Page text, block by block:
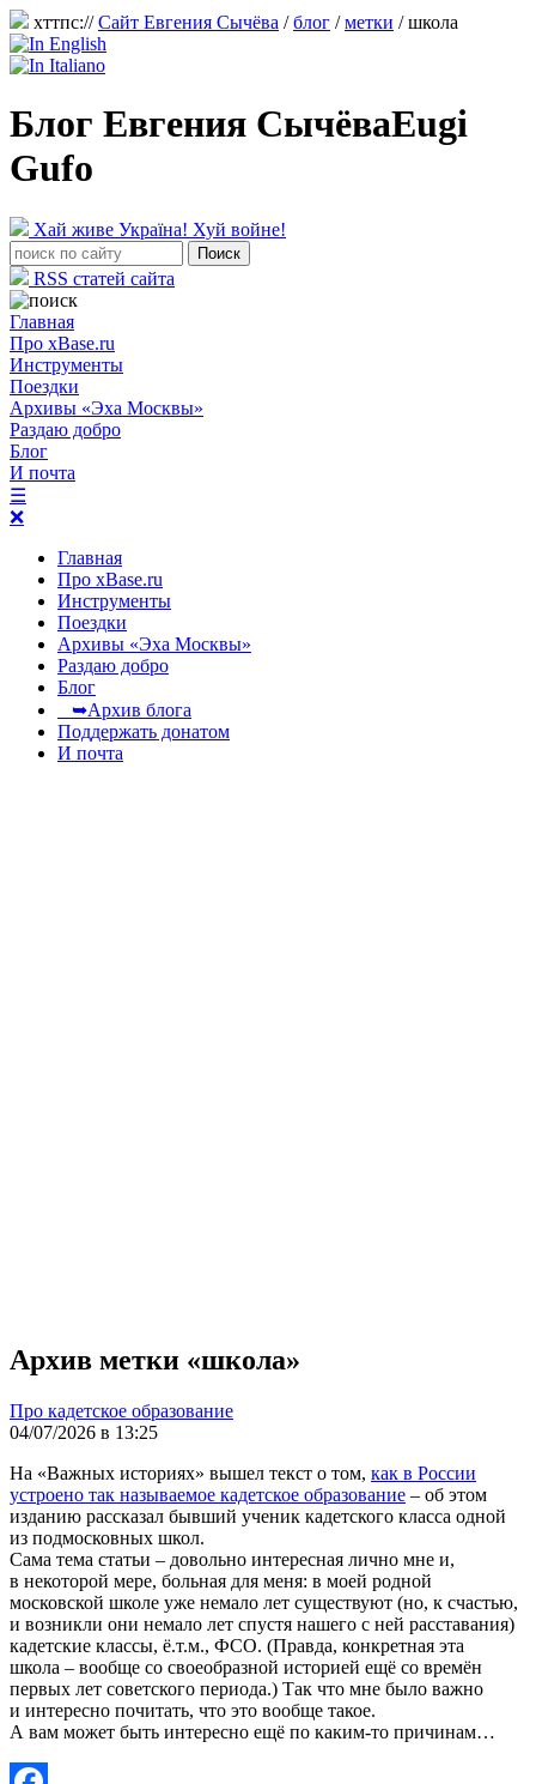
хттпс://Сайт Евгения Сычёва /блог /метки / школа
Блог Евгения СычёваEugi
Gufo
Хай живе Україна! Хуй войне!
RSS статей сайта
Главная
Про xBase.ru
Инструменты
Поездки
Архивы «Эха Москвы»
Раздаю добро
Блог
И почта
☰
❌
Главная
Про xBase.ru
Инструменты
Поездки
Архивы «Эха Москвы»
Раздаю добро
Блог
➥Архив блога
Поддержать донатом
И почта
Архив метки «школа»
Про кадетское образование
04/07/2026 в 13:25
На «Важных историях» вышел текст о том, как в России
устроено так называемое кадетское образование – об этом
изданию рассказал бывший ученик кадетского класса одной
из подмосковных школ.
Сама тема статьи – довольно интересная лично мне и,
в некоторой мере, больная для меня: в моей родной
московской школе уже немало лет существуют (но, к счастью,
и возникли они немало лет спустя нашего с ней расставания)
кадетские классы, ё.т.м., ФСО. (Правда, конкретная эта
школа – вообще со своеобразной историей ещё со времён
первых лет советского периода.) Так что мне было важно
и интересно почитать, что это вообще такое.
А вам может быть интересно ещё по каким-то причинам…